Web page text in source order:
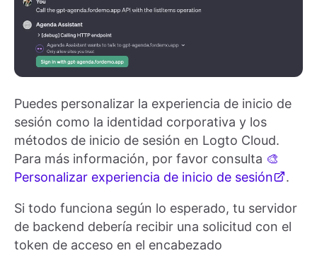
Puedes personalizar la experiencia de inicio de
sesión como la identidad corporativa y los
métodos de inicio de sesión en Logto Cloud.
Para más información, por favor consulta 🎨
Personalizar experiencia de inicio de sesión
.
Si todo funciona según lo esperado, tu servidor
de backend debería recibir una solicitud con el
token de acceso en el encabezado